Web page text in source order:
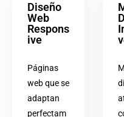
Diseño
Web
Respons
ive
Páginas
web que se
adaptan
perfectam